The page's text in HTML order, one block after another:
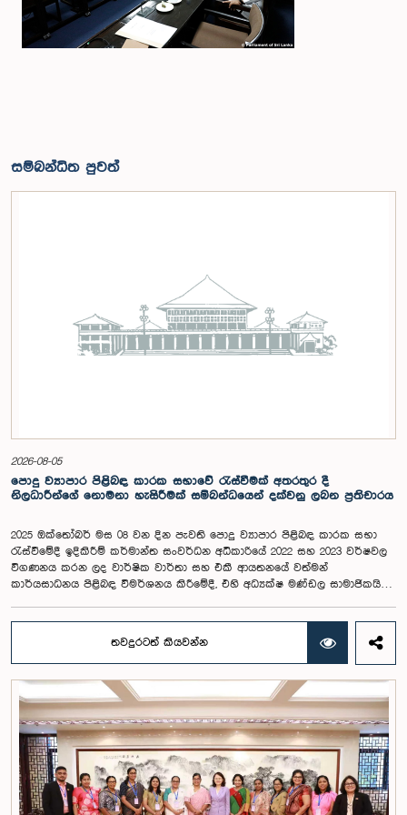
සම්බන්ධිත පුවත්
2026-08-05
පොදු ව්‍යාපාර පිළිබඳ කාරක සභාවේ රැස්වීමක් අතරතුර දී
නිලධාරීන්ගේ නොමනා හැසිරීමක් සම්බන්ධයෙන් දක්වනු ලබන ප්‍රතිචාරය
2025 ඔක්තෝබර් මස 08 වන දින පැවති පොදු ව්‍යාපාර පිළිබඳ කාරක සභා
රැස්වීමේදී ඉදිකිරීම් කර්මාන්ත සංවර්ධන අධිකාරියේ 2022 සහ 2023 වර්ෂවල
විගණනය කරන ලද වාර්ෂික වාර්තා සහ එකී ආයතනයේ වත්මන්
කාර්යසාධනය පිළිබඳ විමර්ශනය කිරීමේදී, එහි අධ්‍යක්ෂ මණ්ඩල සාමාජිකයින්
නිලධාරීන් විසින් තම ඇඳුම් පැළඳුම් සම්බන්ධයෙන් පිළිපැදිය යුතු වන
නිර්නායකයන්ගෙන් බැහැරව, එකී අවස්ථාවට නුසුදුසු ආකාරයෙන් සැරසී
රැස්වීමට සහභාගී වී සිටි බව කාරක සභාව විසින් නිරීක්ෂණය කරන ලදී.
තවද, ඉහත කී නිලධාරීන් දෙදෙනාම පාර්ලිමේන්තු සම්ප්‍රදායට හා
ක්‍රියාපටිපාටියට පටහැනි අයුරින් සභාපතිවරයාගේ පූර්ව අවසරයකින් තොරව
කාරක සභා රැස්වීමෙන් බැහැර ගොස් ඇති බව ද කාරක සභාව විසින් සඳහන්
කරන ලදී. මෙම සිද්ධීන් සම්බන්ධයෙන් පොදු ව්‍යාපාර පිළිබඳ කාරක සභාවේ
සභාපතිවරයා විසින් මතු කරන ලද වරප්‍රසාද පිළිබඳ ගැටළුවට අනුව,
පාර්ලිමේන්තුවට අපහාස කිරීමේ චෝදනාව යටතේ එම නිලධාරීන් දෙදෙනා 2026
පෙබරවාරි මස 17 වැනි දින ආචාරධර්ම හා වරප්‍රසාද පිළිබඳ කාරක සභාව
තවදුරටත් කියවන්න